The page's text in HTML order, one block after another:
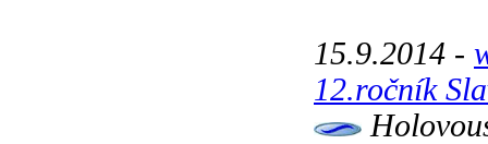
15.9.2014 -
12.ročník